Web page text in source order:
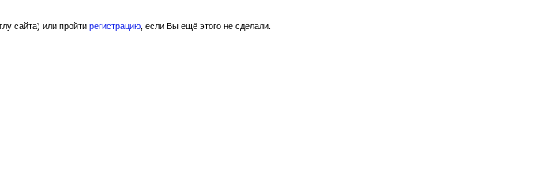
сайта) или пройти регистрацию , если Вы ещё этого не сделали.